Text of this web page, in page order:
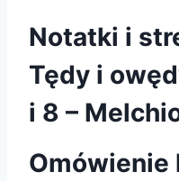
Notatki i
Tędy i
i 8 –
Omówienie